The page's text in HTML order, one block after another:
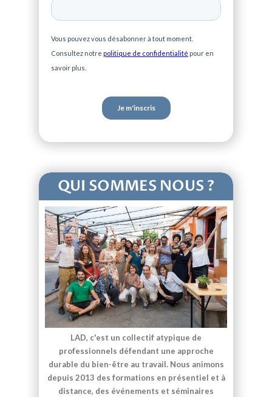
QUI SOMMES NOUS ?
LAD, c'est un collectif atypique de
professionnels défendant une approche
durable du bien-être au travail. Nous animons
depuis 2013 des formations en présentiel et à
distance, des événements et séminaires